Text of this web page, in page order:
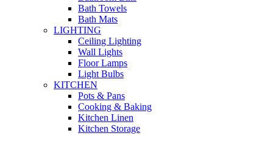
Bath Towels
Bath Mats
LIGHTING
Ceiling Lighting
Wall Lights
Floor Lamps
Light Bulbs
KITCHEN
Pots & Pans
Cooking & Baking
Kitchen Linen
Kitchen Storage